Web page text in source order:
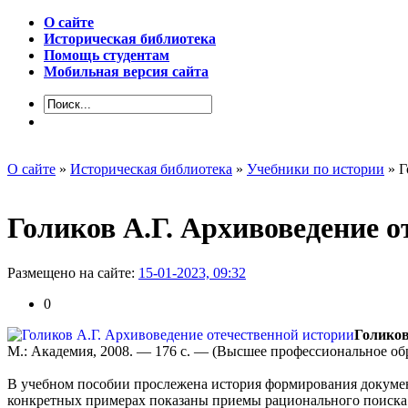
О сайте
Историческая библиотека
Помощь студентам
Мобильная версия сайта
О сайте » Историческая библиотека » Учебники по истории »
Голиков А.Г. Архивоведение
Размещено на сайте: 15-01-2023, 09:32
0
М.: Академия, 2008. — 176 с. — (Высшее профессиональное
В учебном пособии прослежена история формирования
конкретных примерах показаны приемы рационального